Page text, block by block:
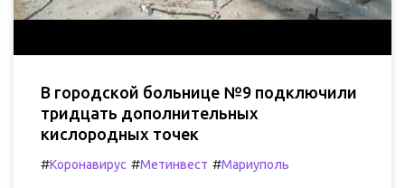
В городской больнице №9 подключили
тридцать дополнительных
кислородных точек
#Коронавирус #Метинвест #Мариуполь